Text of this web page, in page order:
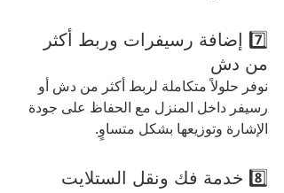
7️⃣ إضافة رسيفرات وربط أكثر
من دش
نوفر حلولاً متكاملة لربط أكثر من دش أو
رسيفر داخل المنزل مع الحفاظ على جودة
الإشارة وتوزيعها بشكل متساوٍ.
8️⃣ خدمة فك ونقل الستلايت